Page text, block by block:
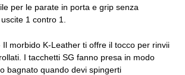
per le parate in porta e grip senza
1 contro 1.
Il morbido K-Leather ti offre il tocco per rinvii
I tacchetti SG fanno presa in modo
bagnato quando devi spingerti